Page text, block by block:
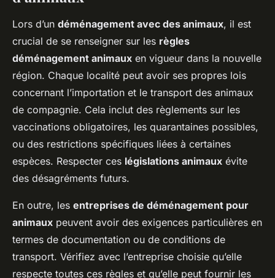
Lors d’un déménagement avec des animaux, il est
crucial de se renseigner sur les règles
déménagement animaux en vigueur dans la nouvelle
région. Chaque localité peut avoir ses propres lois
concernant l’importation et le transport des animaux
de compagnie. Cela inclut des règlements sur les
vaccinations obligatoires, les quarantaines possibles,
ou des restrictions spécifiques liées à certaines
espèces. Respecter ces législations animaux évite
des désagréments futurs.
En outre, les entreprises de déménagement pour
animaux peuvent avoir des exigences particulières en
termes de documentation ou de conditions de
transport. Vérifiez avec l’entreprise choisie qu’elle
respecte toutes ces règles et qu’elle peut fournir les